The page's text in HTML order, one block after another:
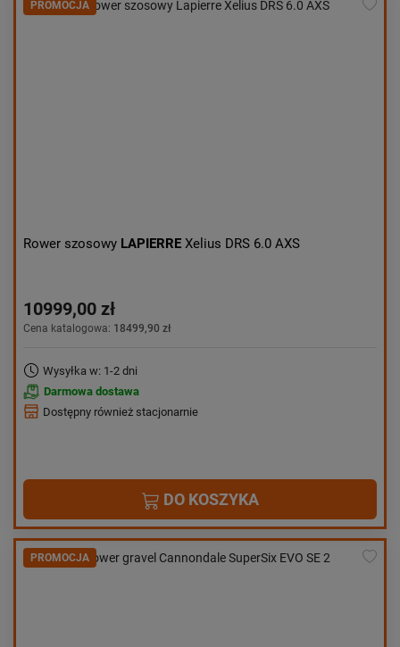
PROMOCJA
Rower szosowy LAPIERRE Xelius DRS 6.0 AXS
10999,00 zł
Cena katalogowa: 18499,90 zł
Wysyłka w: 1-2 dni
Darmowa dostawa
Dostępny również stacjonarnie
DO KOSZYKA
PROMOCJA